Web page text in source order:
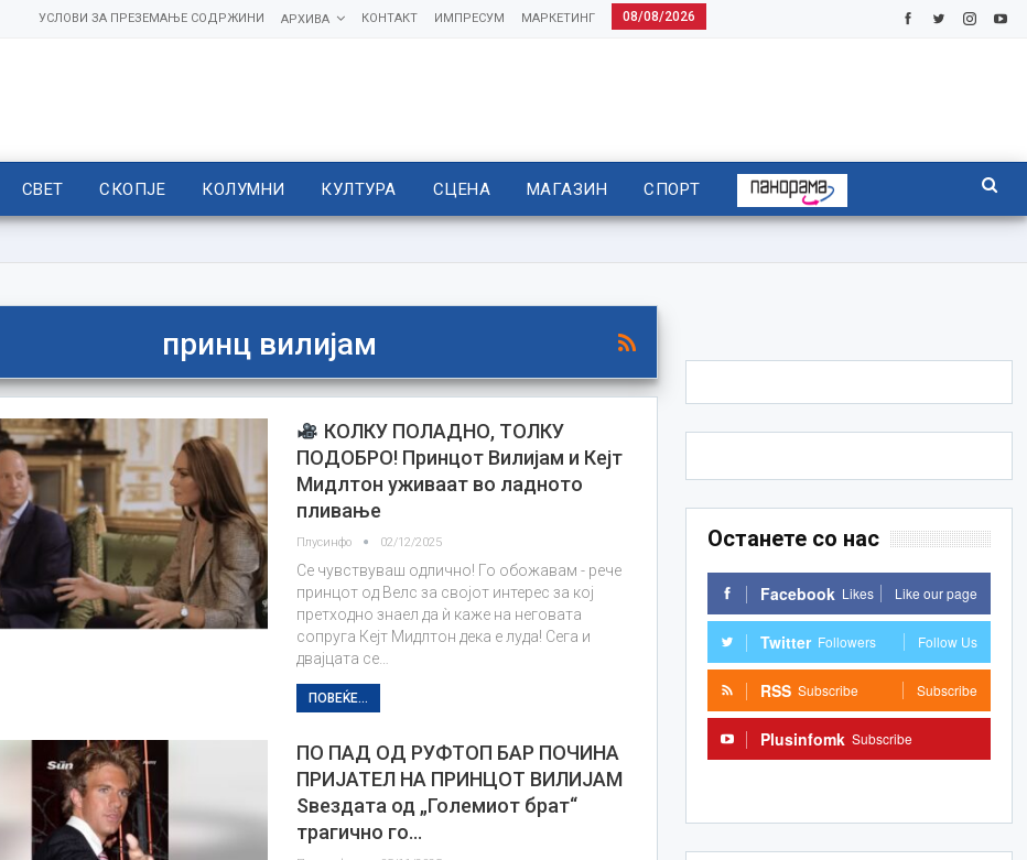
08/08/2026
МАРКЕТИНГ
ИМПРЕСУМ
КОНТАКТ
АРХИВА
УСЛОВИ ЗА ПРЕЗЕМАЊЕ СОДРЖИНИ
СВЕТ СКОПЈЕ КОЛУМНИ КУЛТУРА СЦЕНА МАГАЗИН СПОРТ
принц вилијам
КОЛКУ ПОЛАДНО, ТОЛКУ
ПОДОБРО! Принцот Вилијам и Кејт
Мидлтон уживаат во ладното
пливање
Плусинфо 02/12/2025
Се чувствуваш одлично! Го обожавам - рече
принцот од Велс за својот интерес за кој
претходно знаел да ѝ каже на неговата
сопруга Кејт Мидлтон дека е луда! Сега и
двајцата се…
ПОВЕЌЕ...
ПО ПАД ОД РУФТОП БАР ПОЧИНА
ПРИЈАТЕЛ НА ПРИНЦОТ ВИЛИЈАМ
Ѕвездата од „Големиот брат“
трагично го…
Останете со нас
Facebook Likes Like our page
Twitter Followers Follow Us
RSS Subscribe Subscribe
Plusinfomk Subscribe